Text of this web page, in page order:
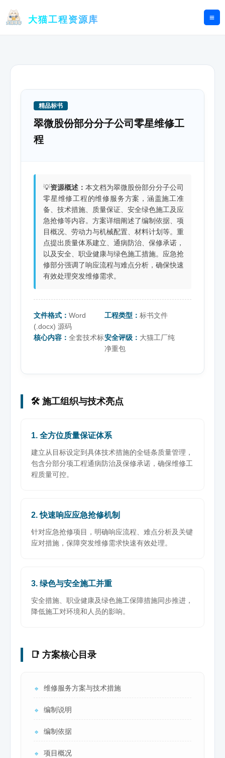
大猫工程资源库
精品标书
翠微股份部分分子公司零星维修工
程
💡资源概述： 本文档为翠微股份部分分子公司
零星维修工程的维修服务方案，涵盖施工准
备、技术措施、质量保证、安全绿色施工及应
急抢修等内容。方案详细阐述了编制依据、项
目概况、劳动力与机械配置、材料计划等。重
点提出质量体系建立、通病防治、保修承诺，
以及安全、职业健康与绿色施工措施。应急抢
修部分强调了响应流程与难点分析，确保快速
有效处理突发维修需求。
文件格式： Word
(.docx) 源码
工程类型：标书文件
核心内容： 全套技术标安全评级： 大猫工厂纯
净重包
🛠️ 施工组织与技术亮点
1. 全方位质量保证体系
建立从目标设定到具体技术措施的全链条质量管理，
包含分部分项工程通病防治及保修承诺，确保维修工
程质量可控。
2. 快速响应应急抢修机制
针对应急抢修项目，明确响应流程、难点分析及关键
应对措施，保障突发维修需求快速有效处理。
3. 绿色与安全施工并重
安全措施、职业健康及绿色施工保障措施同步推进，
降低施工对环境和人员的影响。
📑 方案核心目录
🔹 维修服务方案与技术措施
🔹 编制说明
🔹 编制依据
🔹 项目概况